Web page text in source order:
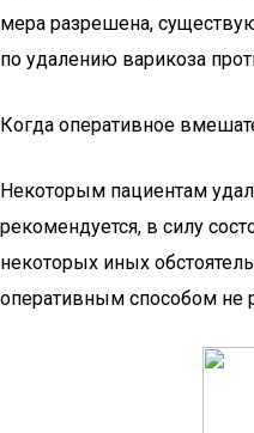
мера разрешена,
по удалению варикоза
Когда оперативное
Некоторым пациентам
рекомендуется, в силу
некоторых иных
оперативным способом не